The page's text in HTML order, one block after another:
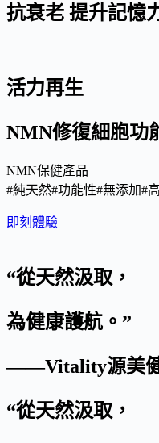
抗衰老 提升記憶
活力再生
NMN修復細胞功
NMN保健產品
#純天然#功能性#無添加#
即刻體驗
“從天然汲取，
為健康護航。”
——Vitality源美
“從天然汲取，